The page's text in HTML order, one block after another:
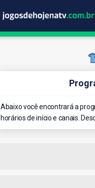
Abaixo você encontrará a
horários de início e canais.